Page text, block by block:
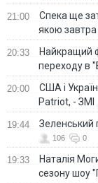
21:00
Спека ще
якою завтра
20:33
Найкращий
переходу в
20:00
США і
Patriot, - ЗМІ
19:44 Зеленський
106 0
19:33
Наталія
сезону шоу